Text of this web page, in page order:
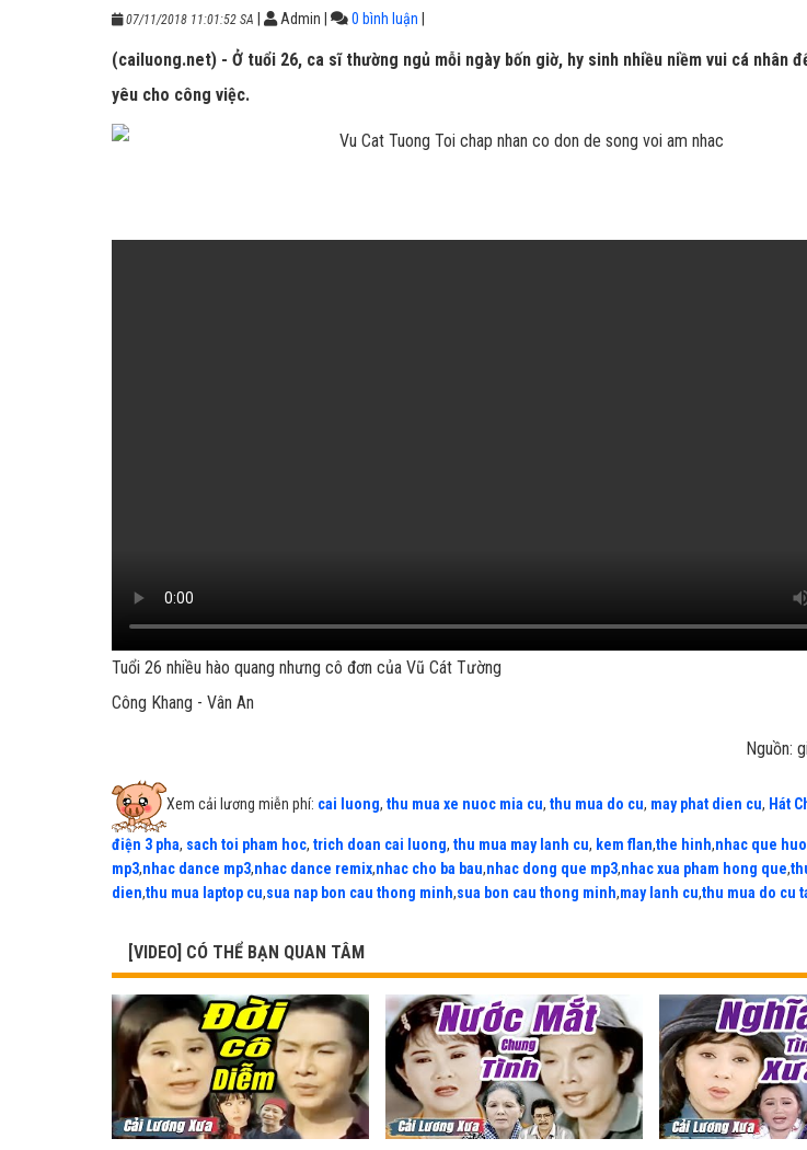
07/11/2018 11:01:52 SA Admin 0 bình luận
(cailuong.net) - Ở tuổi 26, ca sĩ thường ngủ mỗi ngày bốn giờ, hy sinh nhiều niềm vui cá nhân
yêu cho công việc.
Tuổi 26 nhiều hào quang nhưng cô đơn của Vũ Cát Tường
Công Khang - Vân An
Nguồn:
Xem cải lương miễn phí: cai luong, thu mua xe nuoc mia cu, thu mua do cu, may phat dien cu, Hát
điện 3 pha, sach toi pham hoc, trich doan cai luong, thu mua may lanh cu, kem flan,the hinh,nhac que
mp3,nhac dance mp3,nhac dance remix,nhac cho ba bau,nhac dong que mp3,nhac xua pham hong que,
dien,thu mua laptop cu,sua nap bon cau thong minh,sua bon cau thong minh,may lanh cu,thu mua do cu
[VIDEO] CÓ THỂ BẠN QUAN TÂM
Powered bynetcore.vn